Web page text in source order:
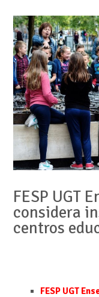
FESP UGT
considera
centros
FESP UGT